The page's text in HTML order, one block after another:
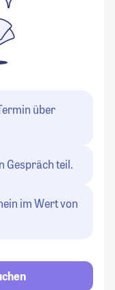
über
Gespräch teil.
im Wert von